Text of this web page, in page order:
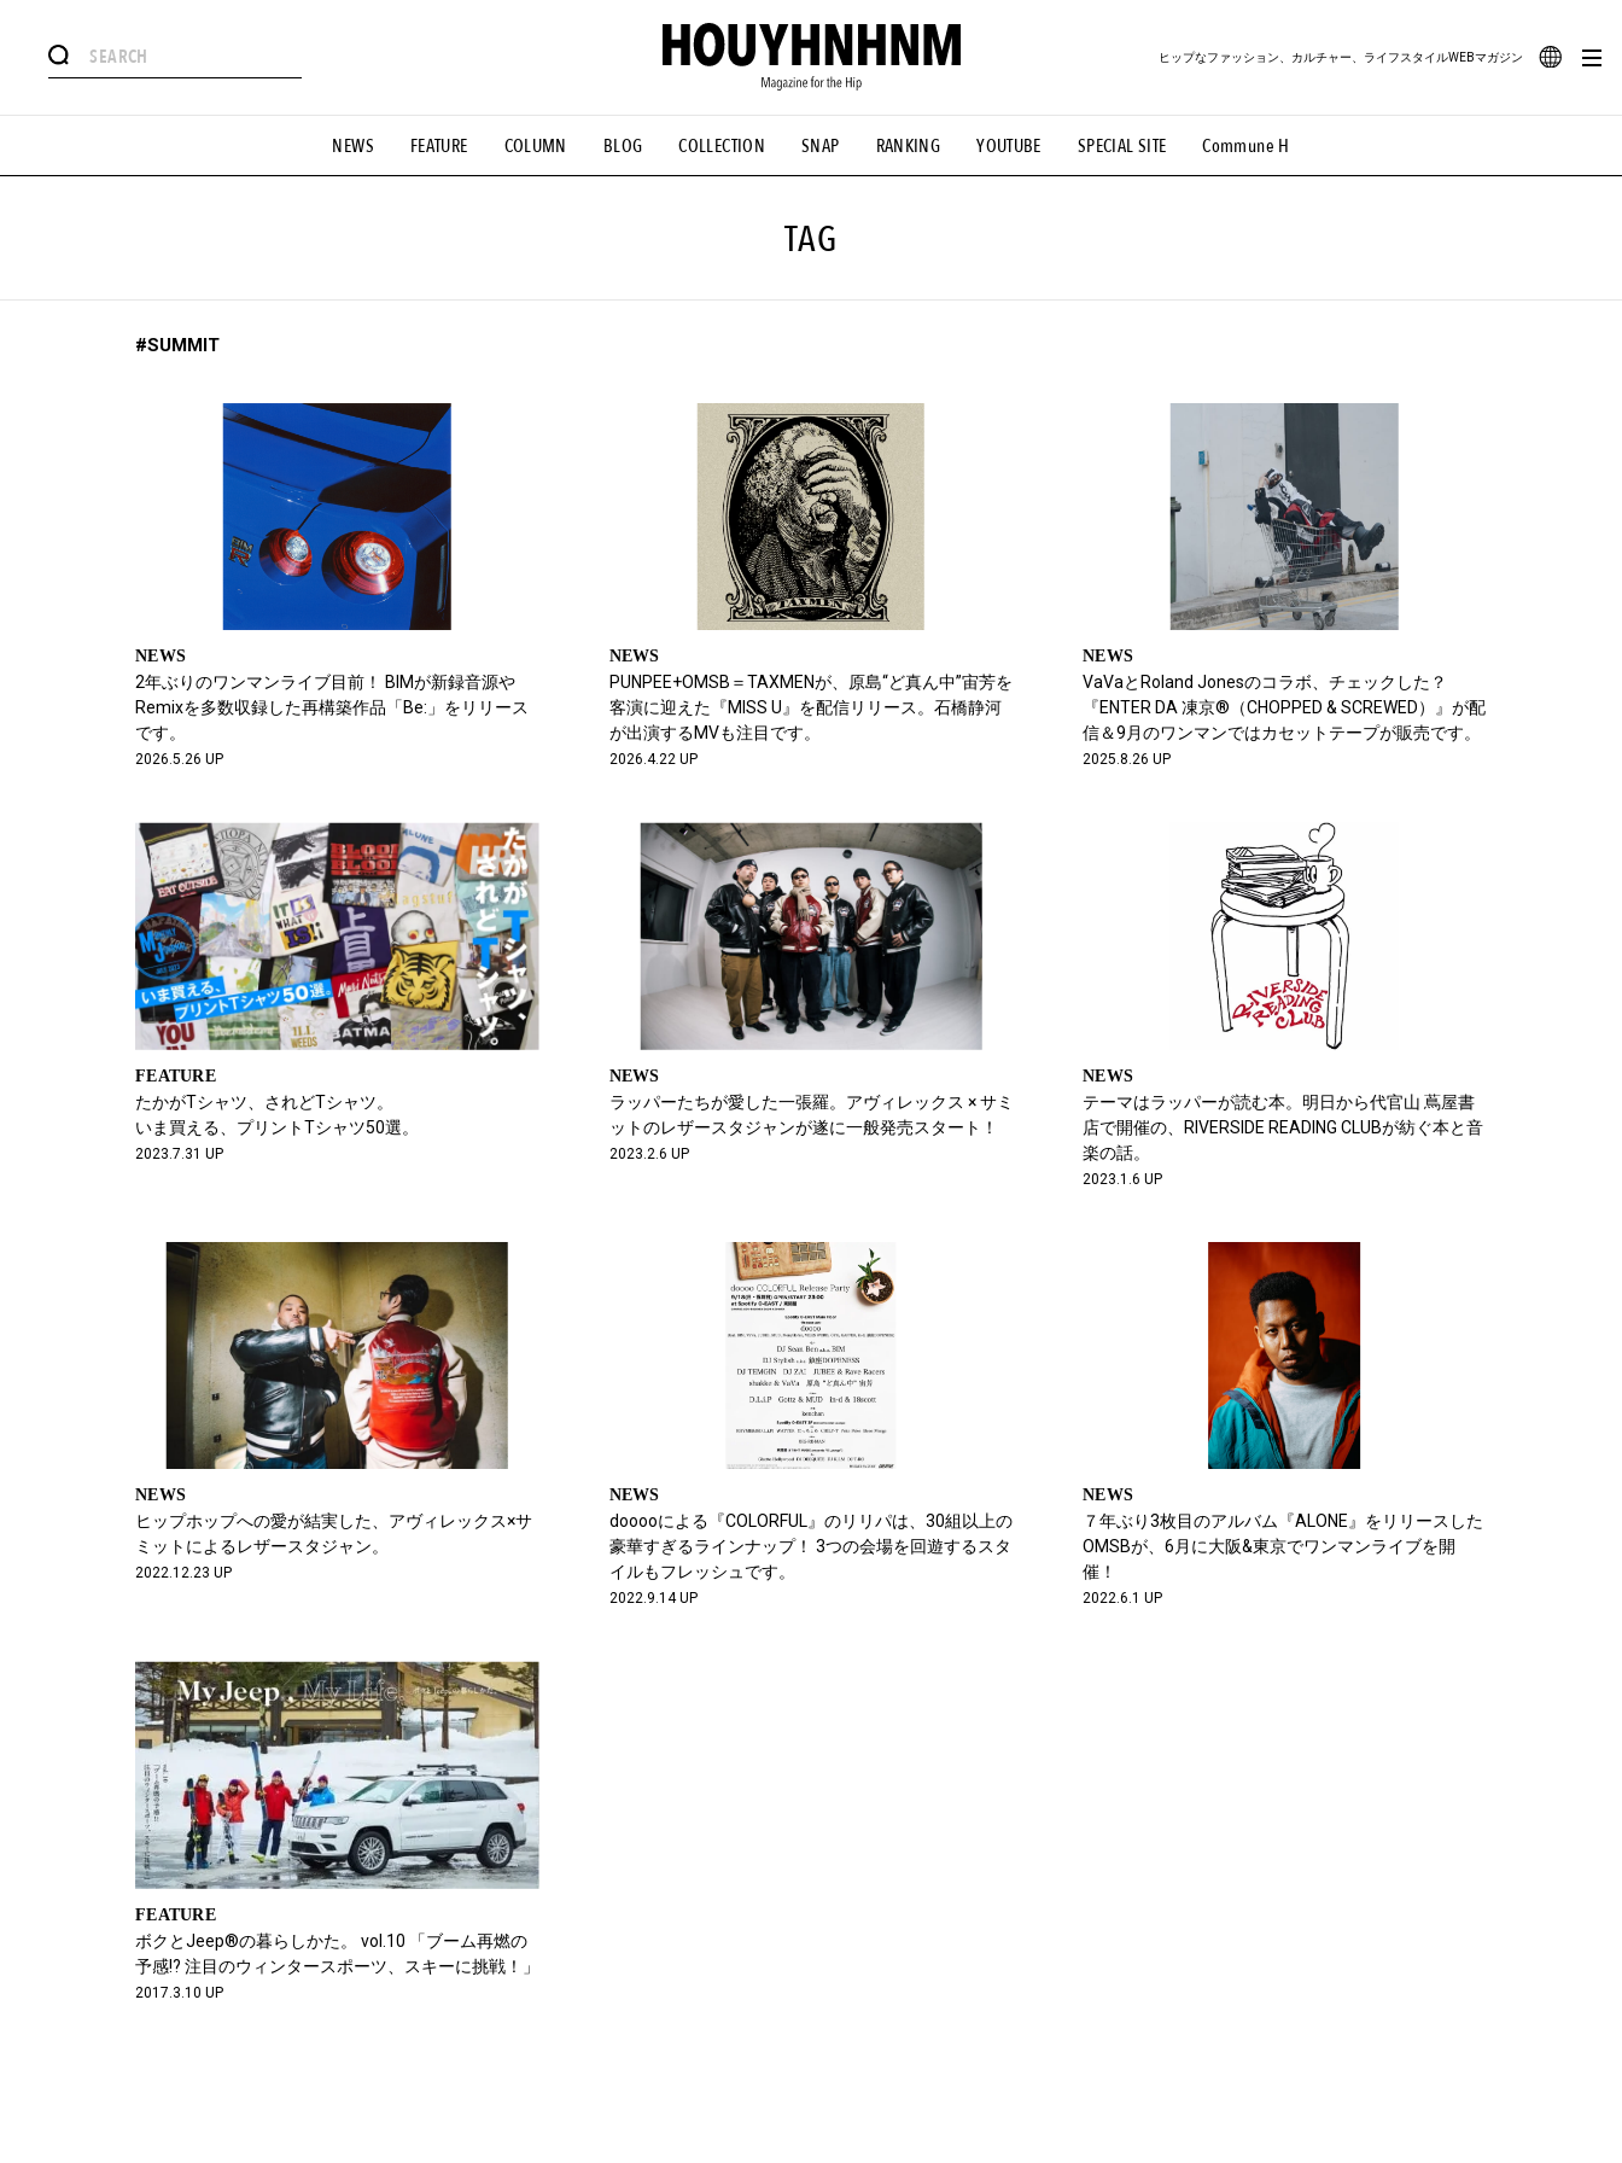
NEWS FEATURE COLUMN BLOG COLLECTION SNAP RANKING YOUTUBE SPECIAL SITE Commune H
ヒップなファッション、カルチャー、ライフスタイルWEBマガジン
#憧れの逸品 #ESSENTIAL DESIGNS #古着サミット #NEW VINTAGE #マイナーグッド図鑑 #路地裏てぃーん。 #MONTHLY JOURNAL
#GH 銘品の所以 #フイナムのYouTube #Commune H #FOCUS IT #AH.H #ととけん #FASHION #MUSIC #MOVIE #LIFESTYLE #SNEAKER #OUTDOOR
TAG
#SUMMIT
NEWS
2年ぶりのワンマンライブ目前！ BIMが新録音源や
Remixを多数収録した再構築作品「Be:」をリリース
です。
2026.5.26 UP
NEWS
PUNPEE+OMSB＝TAXMENが、原島“ど真ん中”宙芳を
客演に迎えた『MISS U』を配信リリース。石橋静河
が出演するMVも注目です。
2026.4.22 UP
NEWS
VaVaとRoland Jonesのコラボ、チェックした？
『ENTER DA 凍京®（CHOPPED & SCREWED）』が配
信＆9月のワンマンではカセットテープが販売です。
2025.8.26 UP
FEATURE
たかがTシャツ、されどTシャツ。
いま買える、プリントTシャツ50選。
2023.7.31 UP
NEWS
ラッパーたちが愛した一張羅。アヴィレックス × サミ
ットのレザースタジャンが遂に一般発売スタート！
2023.2.6 UP
NEWS
テーマはラッパーが読む本。明日から代官山 蔦屋書
店で開催の、RIVERSIDE READING CLUBが紡ぐ本と音
楽の話。
2023.1.6 UP
NEWS
ヒップホップへの愛が結実した、アヴィレックス×サ
ミットによるレザースタジャン。
2022.12.23 UP
NEWS
dooooによる『COLORFUL』のリリパは、30組以上の
豪華すぎるラインナップ！ 3つの会場を回遊するスタ
イルもフレッシュです。
2022.9.14 UP
NEWS
７年ぶり3枚目のアルバム『ALONE』をリリースした
OMSBが、6月に大阪&東京でワンマンライブを開
催！
2022.6.1 UP
FEATURE
ボクとJeep®の暮らしかた。 vol.10 「ブーム再燃の
予感!? 注目のウィンタースポーツ、スキーに挑戦！」
2017.3.10 UP